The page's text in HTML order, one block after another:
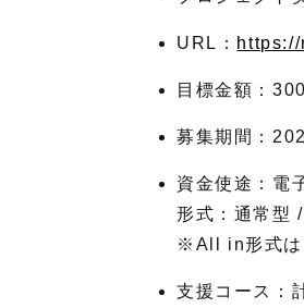
URL：
目標金額：
募集期間：
資金使途：電
形式：通常型
※All in形式は
支援コース：